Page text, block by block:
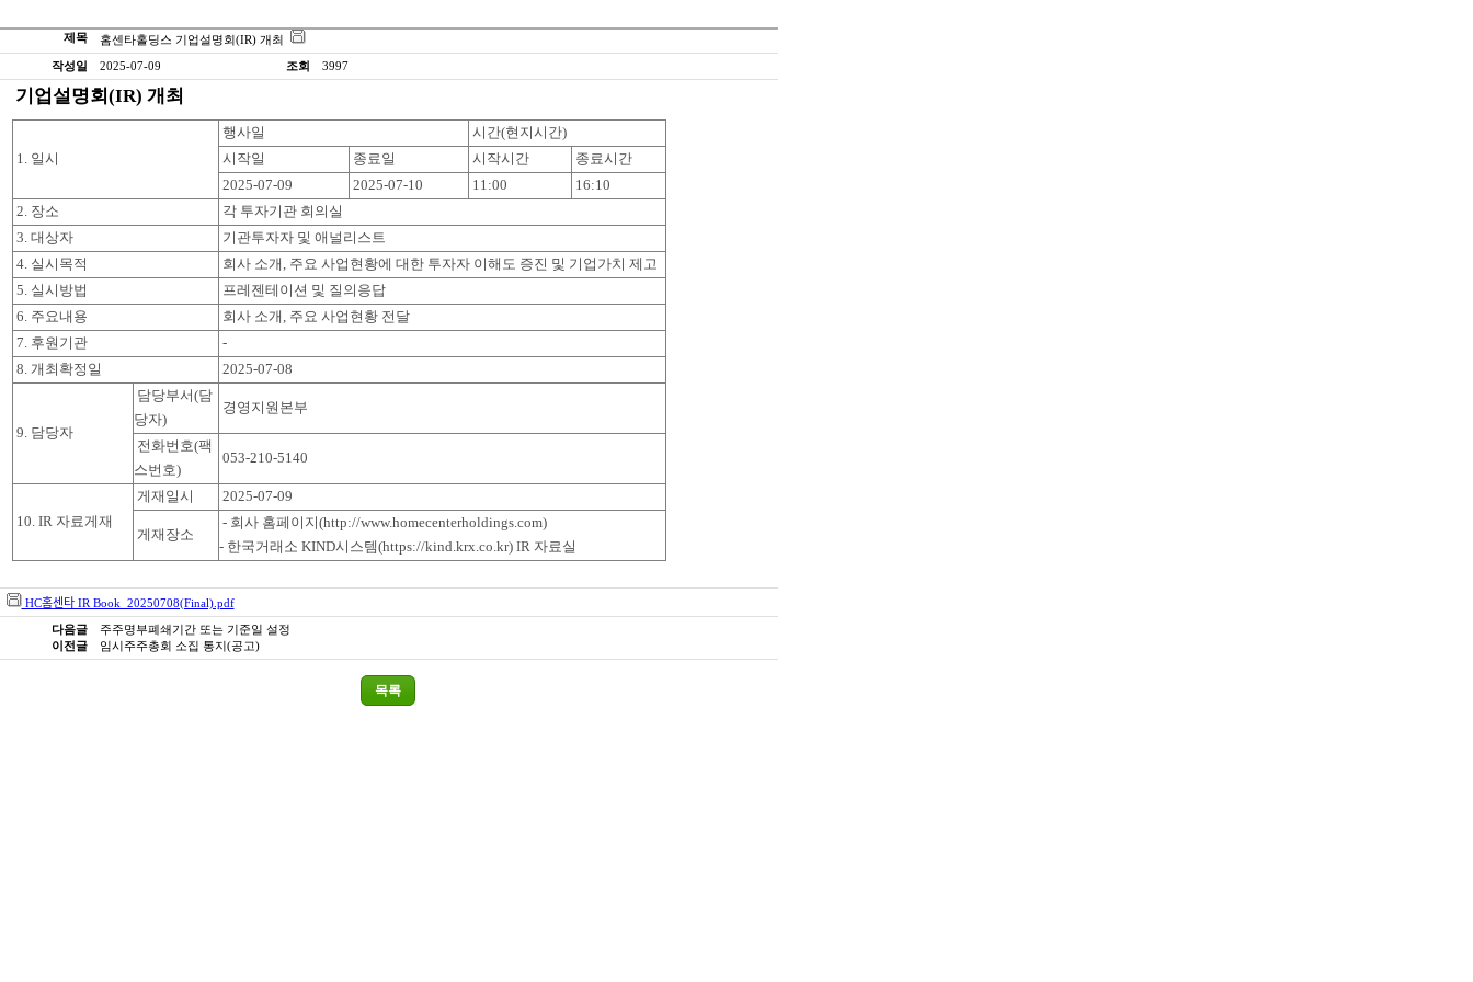
제목
홈센타홀딩스 기업설명회(IR) 개최
작성일
2025-07-09 조회 3997
기업설명회(IR) 개최
1. 일시
행사일
시간(현지시간)
시작일
종료일 시작시간
종료시간
2025-07-09
2025-07-10 11:00
16:10
2. 장소
각 투자기관 회의실
3. 대상자
기관투자자 및 애널리스트
4. 실시목적
회사 소개, 주요 사업현황에 대한 투자자 이해도 증진 및 기업가치 제고
5. 실시방법
프레젠테이션 및 질의응답
6. 주요내용
회사 소개, 주요 사업현황 전달
7. 후원기관
-
8. 개최확정일
2025-07-08
9. 담당자
담당부서(담
당자)
경영지원본부
전화번호(팩
스번호)
053-210-5140
10. IR 자료게재
게재일시 2025-07-09
게재장소
- 회사 홈페이지(http://www.homecenterholdings.com)
- 한국거래소 KIND시스템(https://kind.krx.co.kr) IR 자료실
HC홈센타 IR Book_20250708(Final).pdf
다음글
주주명부폐쇄기간 또는 기준일 설정
이전글
임시주주총회 소집 통지(공고)
목록